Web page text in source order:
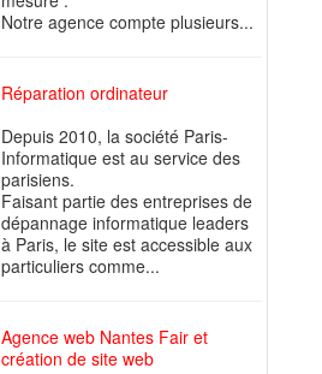
Notre agence compte plusieurs...
Réparation ordinateur
Depuis 2010, la société Paris-
Informatique est au service des
parisiens.
Faisant partie des entreprises de
dépannage informatique leaders
à Paris, le site est accessible aux
particuliers comme...
Agence web Nantes Fair et
création de site web